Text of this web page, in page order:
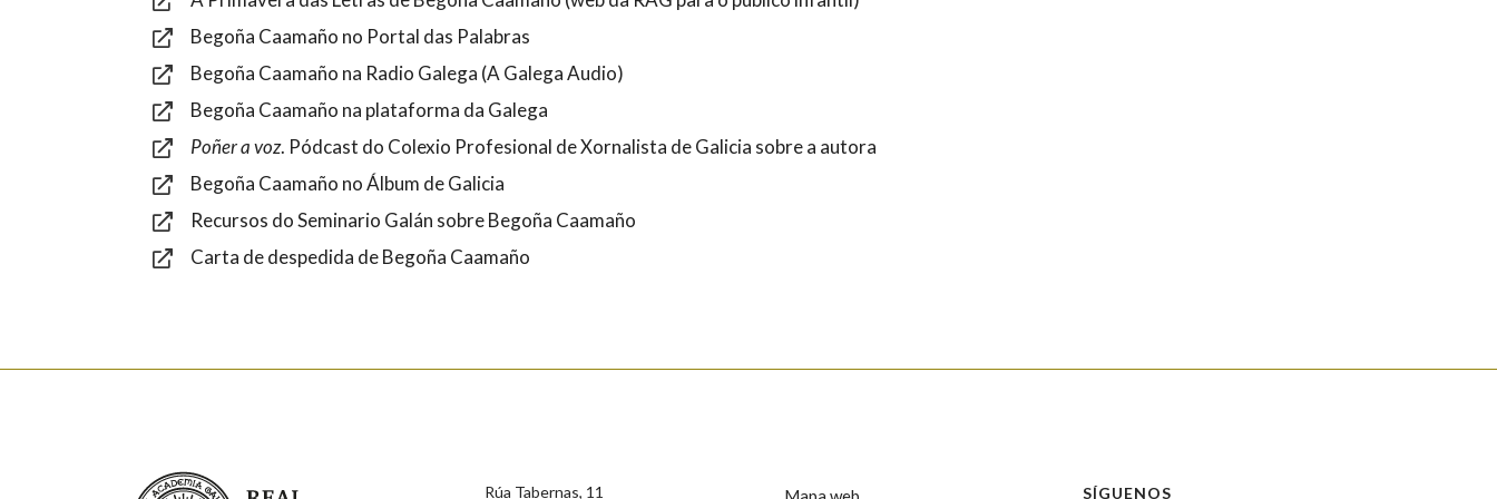
Begoña Caamaño no Portal das Palabras
Begoña Caamaño na Radio Galega (A Galega Audio)
Begoña Caamaño na plataforma da Galega
Poñer a voz. Pódcast do Colexio Profesional de Xornalista de Galicia sobre a autora
Begoña Caamaño no Álbum de Galicia
Recursos do Seminario Galán sobre Begoña Caamaño
Carta de despedida de Begoña Caamaño
Real Academia Galega
Rúa Tabernas, 11 SÍGUENOS